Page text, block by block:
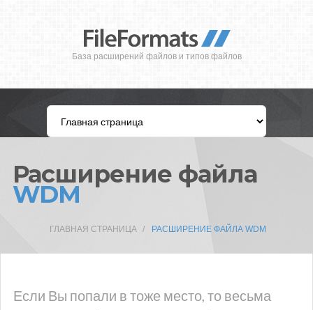
База расширений файлов и типов файлов
Расширение файла
WDM
ГЛАВНАЯ СТРАНИЦА РАСШИРЕНИЕ ФАЙЛА WDM
Если Вы попали в тоже место, то весьма